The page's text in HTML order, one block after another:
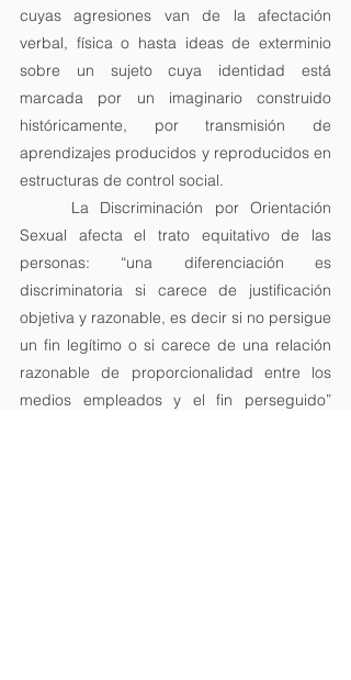
cuyas agresiones van de la afectación
verbal, física o hasta ideas de exterminio
sobre un sujeto cuya identidad está
marcada por un imaginario construido
históricamente, por transmisión de
aprendizajes producidos y reproducidos en
estructuras de control social.
Sexual afecta el trato equitativo de las
personas: “una diferenciación es
discriminatoria si carece de justificación
objetiva y razonable, es decir si no persigue
un fin legítimo o si carece de una relación
razonable de proporcionalidad entre los
medios empleados y el fin perseguido”